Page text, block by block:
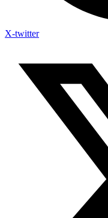
X-twitter